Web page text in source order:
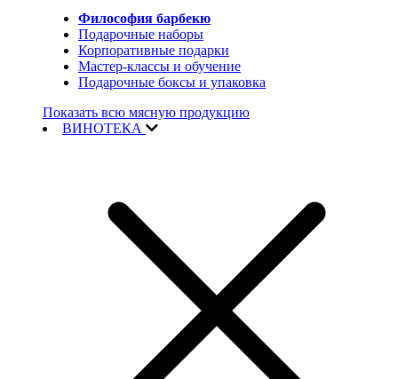
Философия барбекю
Подарочные наборы
Корпоративные подарки
Мастер-классы и обучение
Подарочные боксы и упаковка
Показать всю мясную продукцию
ВИНОТЕКА